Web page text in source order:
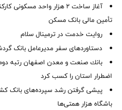
آغاز ساخت ۲ هزار واحد
تأمین مالی بانک مسکن
روایت خدمت در ترمینال سلام
دستاوردهای سفر مدیرعامل بانک
بانك صنعت و معدن اصفهان رتبه
اضطرار استان را كسب كرد
پیشی گرفتن رشد سپرده‌های بانک
باشگاه هزار همتی‌ها